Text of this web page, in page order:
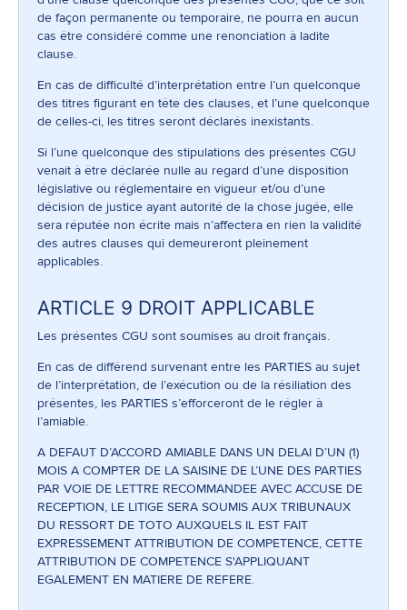
de façon permanente ou temporaire, ne pourra en aucun
cas être considéré comme une renonciation à ladite
clause.
En cas de difficulté d’interprétation entre l’un quelconque
des titres figurant en tête des clauses, et l’une quelconque
de celles-ci, les titres seront déclarés inexistants.
Si l’une quelconque des stipulations des présentes CGU
venait à être déclarée nulle au regard d’une disposition
législative ou réglementaire en vigueur et/ou d’une
décision de justice ayant autorité de la chose jugée, elle
sera réputée non écrite mais n’affectera en rien la validité
des autres clauses qui demeureront pleinement
applicables.
ARTICLE 9 DROIT APPLICABLE
Les présentes CGU sont soumises au droit français.
En cas de différend survenant entre les PARTIES au sujet
de l’interprétation, de l’exécution ou de la résiliation des
présentes, les PARTIES s’efforceront de le régler à
l’amiable.
A DEFAUT D’ACCORD AMIABLE DANS UN DELAI D’UN (1)
MOIS A COMPTER DE LA SAISINE DE L’UNE DES PARTIES
PAR VOIE DE LETTRE RECOMMANDEE AVEC ACCUSE DE
RECEPTION, LE LITIGE SERA SOUMIS AUX TRIBUNAUX
DU RESSORT DE TOTO AUXQUELS IL EST FAIT
EXPRESSEMENT ATTRIBUTION DE COMPETENCE, CETTE
ATTRIBUTION DE COMPETENCE S'APPLIQUANT
EGALEMENT EN MATIERE DE REFERE.